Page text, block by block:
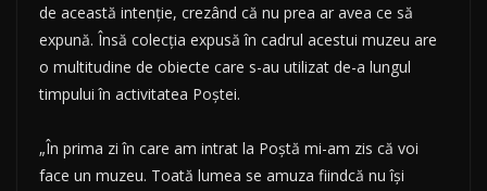
de această intenţie, crezând că nu prea ar avea ce să
expună. Însă colecţia expusă în cadrul acestui muzeu are
o multitudine de obiecte care s-au utilizat de-a lungul
timpului în activitatea Poştei.
„În prima zi în care am intrat la Poştă mi-am zis că voi
face un muzeu. Toată lumea se amuza fiindcă nu îşi